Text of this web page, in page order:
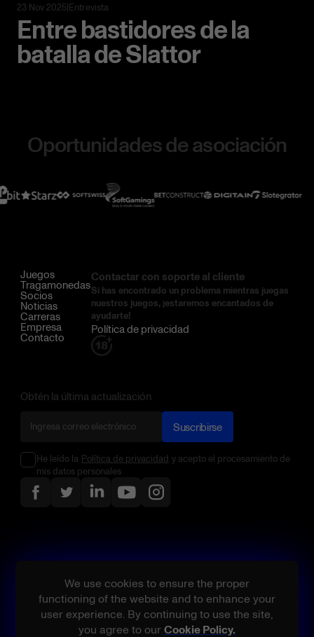
23 Nov 2025|Entrevista
Entre bastidores de la
batalla de Slattor
Oportunidades de asociación
Juegos
Tragamonedas
Socios
Noticias
Carreras
Empresa
Contacto
Contactar con soporte al cliente
Si has encontrado un problema mientras juegas
nuestros juegos, ¡estaremos encantados de
ayudarte!
Política de privacidad
Obtén la última actualización
Suscribirse
He leído la Política de privacidad y acepto el procesamiento de
mis datos personales
We use cookies to ensure the proper
functioning of the website and to enhance your
user experience. By continuing to use the site,
you agree to ourCookie Policy.